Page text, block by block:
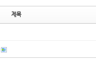
제목